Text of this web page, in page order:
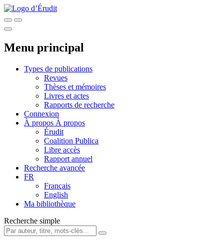
Menu principal
Types de publications
Revues
Thèses et mémoires
Livres et actes
Rapports de recherche
Connexion
À propos À propos
Érudit
Coalition Publica
Libre accès
Rapport annuel
Recherche avancée
FR
Français
English
Ma bibliothèque
Recherche simple